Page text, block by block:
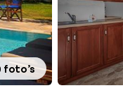
foto’s